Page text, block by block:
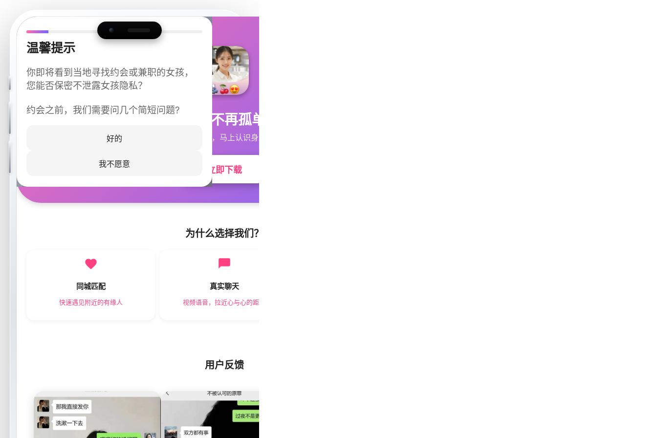
温馨提示
你即将看到当地寻找约会或兼职的女孩，
您能否保密不泄露女孩隐私？
约会之前，我们需要问几个简短问题?
好的
我不愿意
今晚不再孤单
同城快速匹配，马上认识身边的TA
立即下载
为什么选择我们？
同城匹配
快速遇见附近的有缘人
真实聊天
视频语音，拉近心与心的距离
用户反馈